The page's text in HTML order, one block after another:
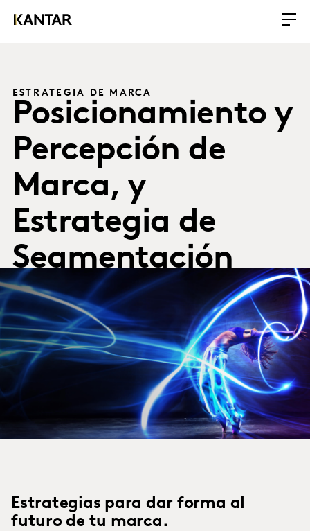
ESTRATEGIA DE MARCA
Posicionamiento y
Percepción de
Marca, y
Estrategia de
Segmentación
Estrategias para dar forma al
futuro de tu marca.